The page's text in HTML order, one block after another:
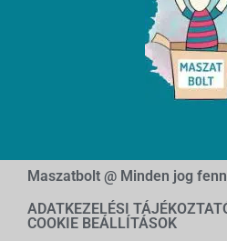
Maszatbolt @ Minden jog
ADATKEZELÉSI
COOKIE BEÁLLÍTÁSOK